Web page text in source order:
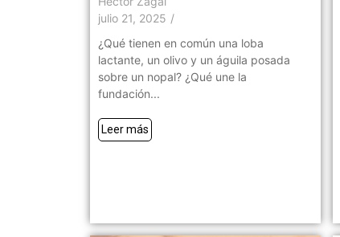
julio 21, 2025 /
¿Qué tienen en común una loba
lactante, un olivo y un águila posada
sobre un nopal? ¿Qué une la
fundación...
Leer más